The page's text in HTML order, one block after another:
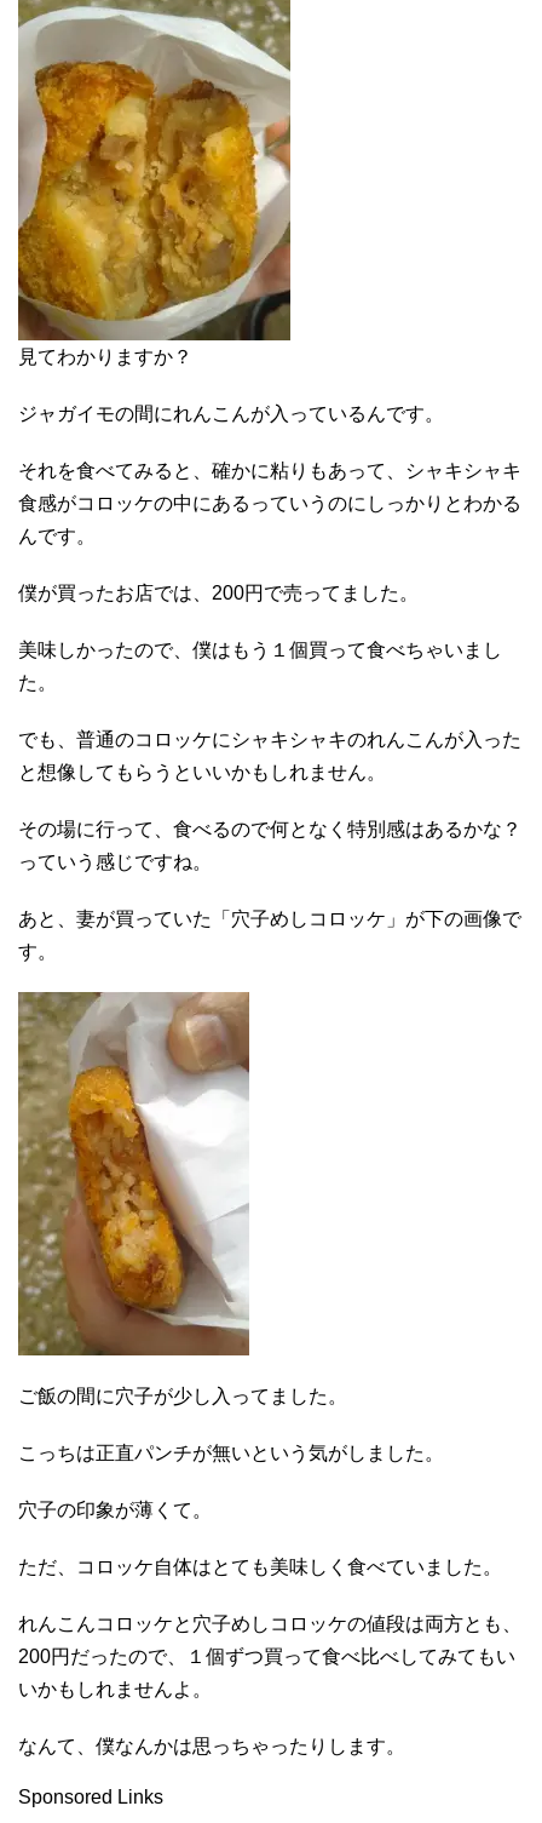
見てわかりますか？
ジャガイモの間にれんこんが入っているんです。
それを食べてみると、確かに粘りもあって、シャキシャキ
食感がコロッケの中にあるっていうのにしっかりとわかる
んです。
僕が買ったお店では、200円で売ってました。
美味しかったので、僕はもう１個買って食べちゃいまし
た。
でも、普通のコロッケにシャキシャキのれんこんが入った
と想像してもらうといいかもしれません。
その場に行って、食べるので何となく特別感はあるかな？
っていう感じですね。
あと、妻が買っていた「穴子めしコロッケ」が下の画像で
す。
ご飯の間に穴子が少し入ってました。
こっちは正直パンチが無いという気がしました。
穴子の印象が薄くて。
ただ、コロッケ自体はとても美味しく食べていました。
れんこんコロッケと穴子めしコロッケの値段は両方とも、
200円だったので、１個ずつ買って食べ比べしてみてもい
いかもしれませんよ。
なんて、僕なんかは思っちゃったりします。
Sponsored Links